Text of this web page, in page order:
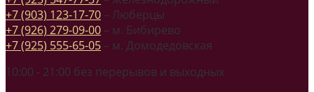
+7 (903) 123-17-70 – Люберцы
+7 (926) 279-09-00 – м. Бибирево
+7 (925) 555-65-05 – м. Домодедовская
10:00 - 21:00 без перерывов и выходных